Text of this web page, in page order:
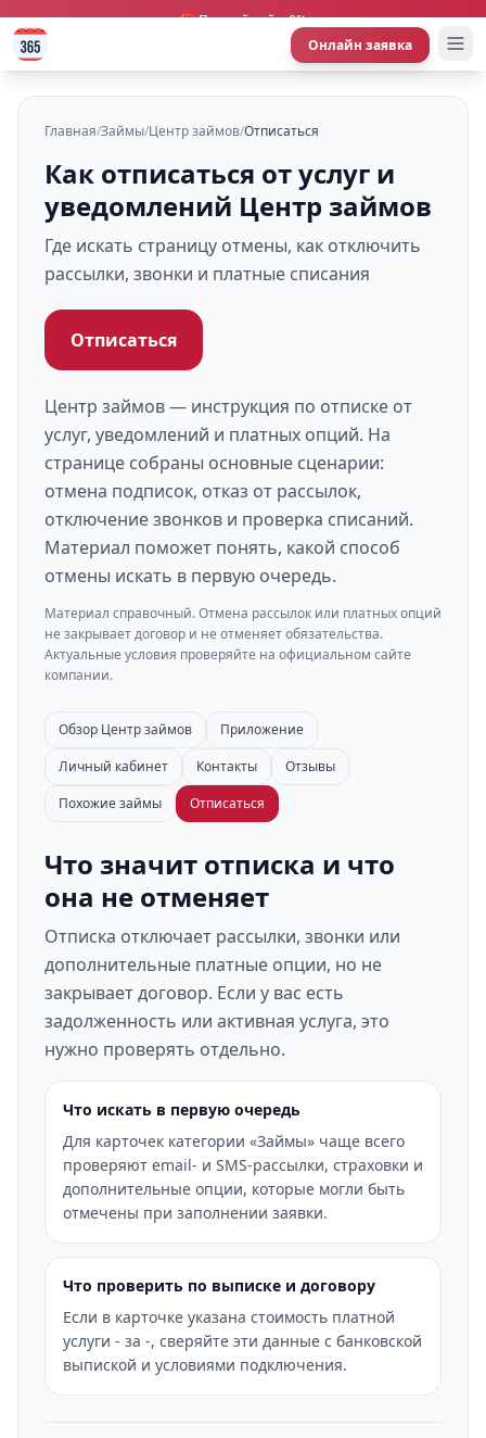
🎁 Первый займ 0%
Онлайн заявка
Главная/Займы/Центр займов/Отписаться
Как отписаться от услуг и
уведомлений Центр займов
Где искать страницу отмены, как отключить
рассылки, звонки и платные списания
Отписаться
Центр займов — инструкция по отписке от
услуг, уведомлений и платных опций. На
странице собраны основные сценарии:
отмена подписок, отказ от рассылок,
отключение звонков и проверка списаний.
Материал поможет понять, какой способ
отмены искать в первую очередь.
Материал справочный. Отмена рассылок или платных опций
не закрывает договор и не отменяет обязательства.
Актуальные условия проверяйте на официальном сайте
компании.
Обзор Центр займов
Приложение
Личный кабинет
Контакты
Отзывы
Похожие займы
Отписаться
Что значит отписка и что
она не отменяет
Отписка отключает рассылки, звонки или
дополнительные платные опции, но не
закрывает договор. Если у вас есть
задолженность или активная услуга, это
нужно проверять отдельно.
Что искать в первую очередь
Для карточек категории «Займы» чаще всего
проверяют email- и SMS-рассылки, страховки и
дополнительные опции, которые могли быть
отмечены при заполнении заявки.
Что проверить по выписке и договору
Если в карточке указана стоимость платной
услуги - за -, сверяйте эти данные с банковской
выпиской и условиями подключения.